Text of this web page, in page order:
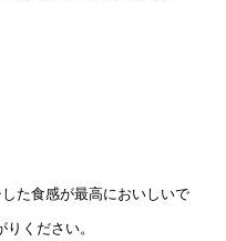
た食感が最高においしいで
ください。